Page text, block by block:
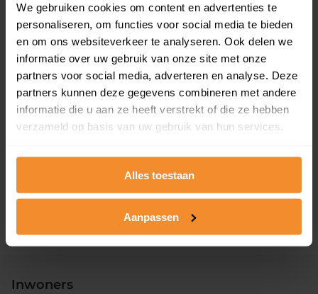
We gebruiken cookies om content en advertenties te
personaliseren, om functies voor social media te bieden
en om ons websiteverkeer te analyseren. Ook delen we
informatie over uw gebruik van onze site met onze
partners voor social media, adverteren en analyse. Deze
partners kunnen deze gegevens combineren met andere
informatie die u aan ze heeft verstrekt of die ze hebben
verzameld op basis van uw gebruik van hun services.
Alles toestaan
Aanpassen
T/m 1945
23%
2008 of later
15%
Inwoners